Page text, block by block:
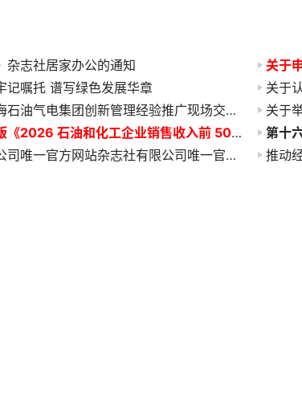
杂志社居家办公的通知
记嘱托 谱写绿色发展华章
关于举办中海石油气电集团创新管理经验推广现场交流会的通知
关于编辑出版《2026 石油和化工企业销售收入前 500 家发展研究报告汇编》的通知
杂志社有限公司唯一官方网站杂志社有限公司唯一官方网站
推动